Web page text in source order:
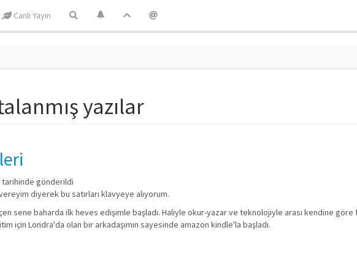
Canlı Yayın
yazılar
tarihinde gönderildi
diyerek bu satırları klavyeye alıyorum.
sene baharda ilk heves edişimle başladı. Haliyle okur-yazar ve teknolojiyle arası kendine göre
için Londra'da olan bir arkadaşımın sayesinde amazon kindle'la başladı.